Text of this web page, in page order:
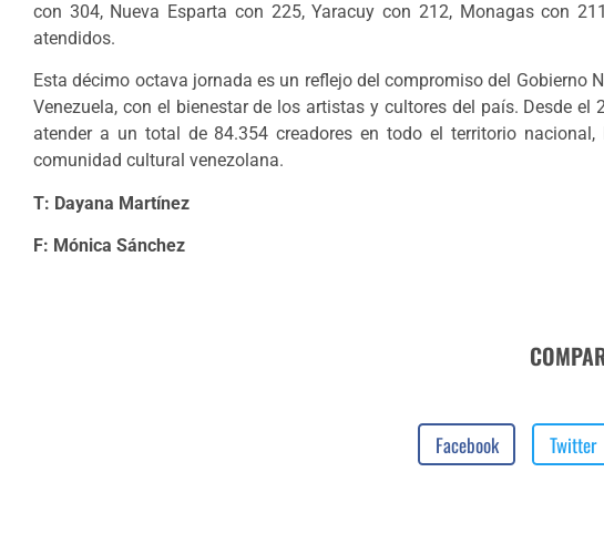
con 304, Nueva Esparta con 225, Yaracuy con 212, Monagas con
atendidos.
Esta décimo octava jornada es un reflejo del compromiso del Gobierno
Venezuela, con el bienestar de los artistas y cultores del país. Desde el
atender a un total de 84.354 creadores en todo el territorio
comunidad cultural venezolana.
T: Dayana Martínez
F: Mónica Sánchez
Facebook Twitter